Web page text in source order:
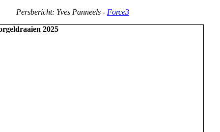
Persbericht: Yves Panneels - Force3